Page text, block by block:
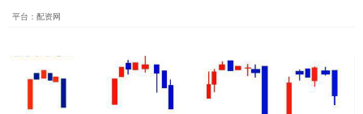
平台：配资网